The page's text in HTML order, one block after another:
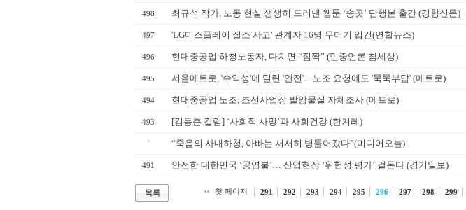
498 최규석 작가, 노동 현실 생생히 드러낸 웹툰 ‘송곳’ 단행본 출간 (경향신문)
497 'LG디스플레이 질소 사고' 관계자 16명 무더기 입건(연합뉴스)
496 현대중공업 하청노동자, 다치면 “짐짝” (민중언론 참세상)
495 서울메트로, '수익성'에 밀린 '안전'…노조 요청에도 '묵묵부답' (메트로)
494 현대중공업 노조, 조선사업장 발암물질 자체조사 (메트로)
493 [김동춘 칼럼] ‘사회적 사망’과 사회건강 (한겨레)
“죽음의 사내하청, 아빠는 서서히 병들어갔다”(미디어오늘)
491 안전한 대한민국 ‘공염불’… 산업현장 ‘위험성 평가’ 겉돈다 (경기일보)
목록 첫 페이지 291 292 293 294 295 296 297 298 299